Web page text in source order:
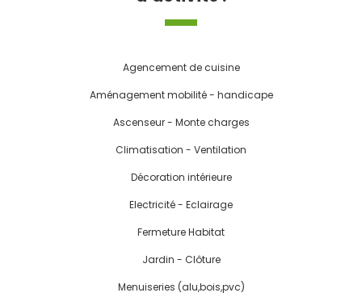
Agencement de cuisine
Aménagement mobilité - handicape
Ascenseur - Monte charges
Climatisation - Ventilation
Décoration intérieure
Electricité - Eclairage
Fermeture Habitat
Jardin - Clôture
Menuiseries (alu,bois,pvc)